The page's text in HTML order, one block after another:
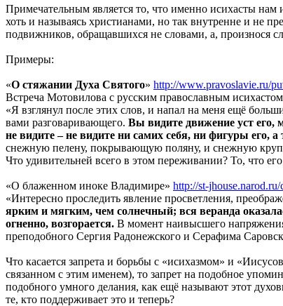
Примечательным является то, что именно исихасты
хоть и называясь христианами, но так внутренне и не
подвижников, обращавшихся не словами, а, произнося
Примеры:
«О стяжании Духа Святого» http://www.pravoslavie.ru/
Встреча Мотовилова с русским православным
«Я взглянул после этих слов, и напал на меня ещё
вами разговаривающего. Вы видите движение уст его,
не видите – не видите ни самих себя, ни фигуры его,
снежную пелену, покрывающую поляну, и снежную
Что удивительней всего в этом переживании? То, что
«О блаженном иноке Владимире» http://st-
«Интересно проследить явление просветления,
ярким и мягким, чем солнечный; вся веранда
огненно, возгорается. В момент наивысшего
преподобного Сергия Радонежского и Серафима
Что касается запрета и борьбы с «исихазмом» и
связанном с этим именем), то запрет на подобное
подобного умного делания, как ещё называют этот
те, кто поддерживает это и теперь?